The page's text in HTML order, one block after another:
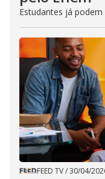
Estudantes já
FEED TV/30/04/